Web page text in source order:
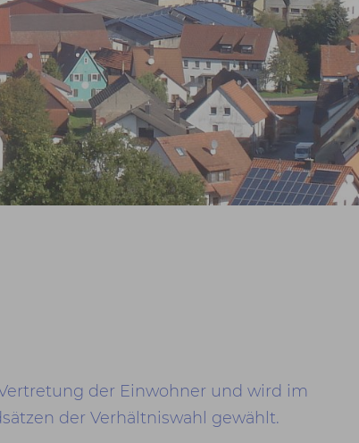
der Einwohner und wird im
der Verhältniswahl gewählt.